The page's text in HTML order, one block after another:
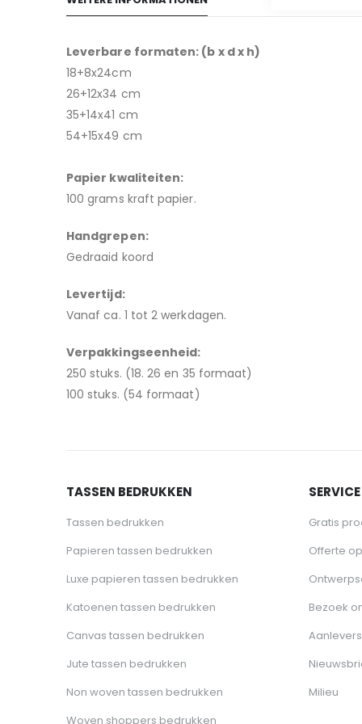
de
gallerij
Leverbare formaten: (b x d x h)
18+8x24cm
26+12x34 cm
35+14x41 cm
54+15x49 cm
Papier kwaliteiten:
100 grams kraft papier.
Handgrepen:
Gedraaid koord
Levertijd:
Vanaf ca. 1 tot 2 werkdagen.
Verpakkingseenheid:
250 stuks. (18. 26 en 35 formaat)
100 stuks. (54 formaat)
TASSEN BEDRUKKEN
Tassen bedrukken
Papieren tassen bedrukken
Luxe papieren tassen bedrukken
Katoenen tassen bedrukken
Canvas tassen bedrukken
Jute tassen bedrukken
Non woven tassen bedrukken
Woven shoppers bedrukken
SERVICE
Gratis
Offerte
Bezoek
Milieu